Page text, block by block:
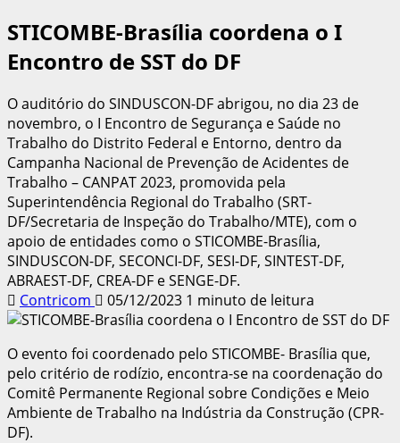
STICOMBE-Brasília coordena o I
Encontro de SST do DF
O auditório do SINDUSCON-DF abrigou, no dia 23 de
novembro, o I Encontro de Segurança e Saúde no
Trabalho do Distrito Federal e Entorno, dentro da
Campanha Nacional de Prevenção de Acidentes de
Trabalho – CANPAT 2023, promovida pela
Superintendência Regional do Trabalho (SRT-
DF/Secretaria de Inspeção do Trabalho/MTE), com o
apoio de entidades como o STICOMBE-Brasília,
SINDUSCON-DF, SECONCI-DF, SESI-DF, SINTEST-DF,
ABRAEST-DF, CREA-DF e SENGE-DF.
Contricom
05/12/2023 1 minuto de leitura
O evento foi coordenado pelo STICOMBE- Brasília que,
pelo critério de rodízio, encontra-se na coordenação do
Comitê Permanente Regional sobre Condições e Meio
Ambiente de Trabalho na Indústria da Construção (CPR-
DF).